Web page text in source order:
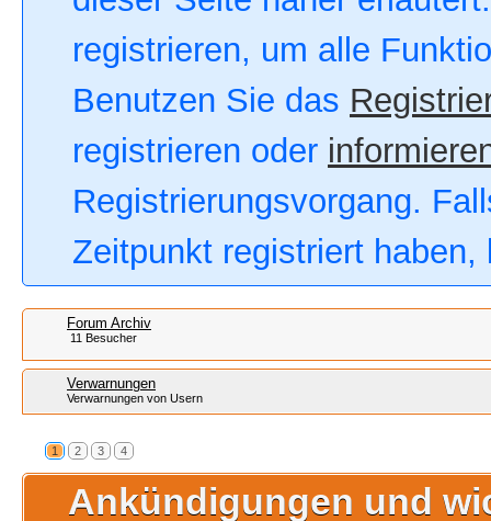
registrieren, um alle
Benutzen Sie das
registrieren oder
Registrierungsvorgang.
Zeitpunkt registriert
Forum Archiv
11 Besucher
Verwarnungen
Verwarnungen von Usern
1 2 3 4
Ankündigungen und